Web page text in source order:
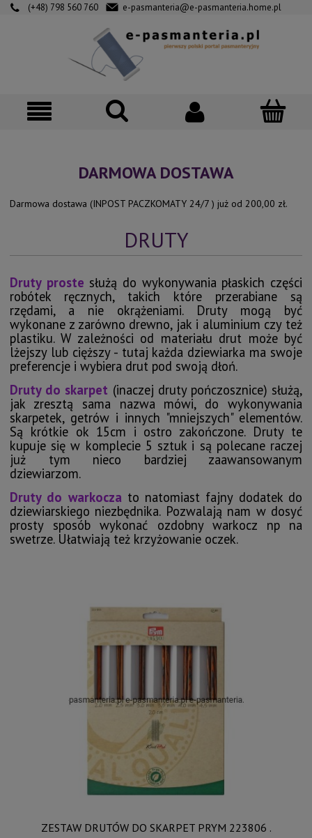
(+48) 798 560 760 e-pasmanteria@e-pasmanteria.home.pl
DARMOWA DOSTAWA
Darmowa dostawa (INPOST PACZKOMATY 24/7 ) już od 200,00 zł.
DRUTY
Druty proste służą do wykonywania płaskich części
robótek ręcznych, takich które przerabiane są
rzędami, a nie okrążeniami. Druty mogą być
wykonane z zarówno drewno, jak i aluminium czy też
plastiku. W zależności od materiału drut może być
lżejszy lub cięższy - tutaj każda dziewiarka ma swoje
preferencje i wybiera drut pod swoją dłoń.
Druty do skarpet (inaczej druty pończosznice) służą,
jak zresztą sama nazwa mówi, do wykonywania
skarpetek, getrów i innych "mniejszych" elementów.
Są krótkie ok 15cm i ostro zakończone. Druty te
kupuje się w komplecie 5 sztuk i są polecane raczej
już tym nieco bardziej zaawansowanym
dziewiarzom.
Druty do warkocza to natomiast fajny dodatek do
dziewiarskiego niezbędnika. Pozwalają nam w dosyć
prosty sposób wykonać ozdobny warkocz np na
swetrze. Ułatwiają też krzyżowanie oczek.
ZESTAW DRUTÓW DO SKARPET PRYM 223806 .